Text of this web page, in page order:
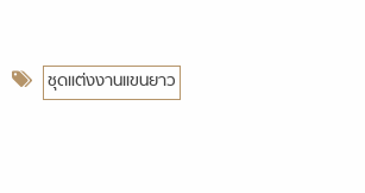
ชุดแต่งงานแขนยาว